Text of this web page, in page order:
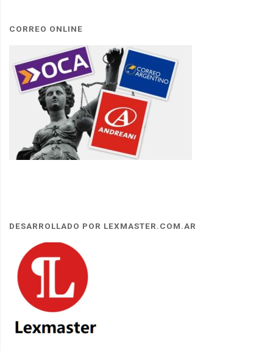
CORREO ONLINE
DESARROLLADO POR LEXMASTER.COM.AR